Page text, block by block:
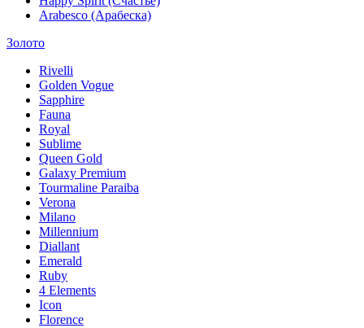
Arabesco (Арабеска)
Золото
Rivelli
Golden Vogue
Sapphire
Fauna
Royal
Sublime
Queen Gold
Galaxy Premium
Tourmaline Paraiba
Verona
Milano
Millennium
Diallant
Emerald
Ruby
4 Elements
Icon
Florence